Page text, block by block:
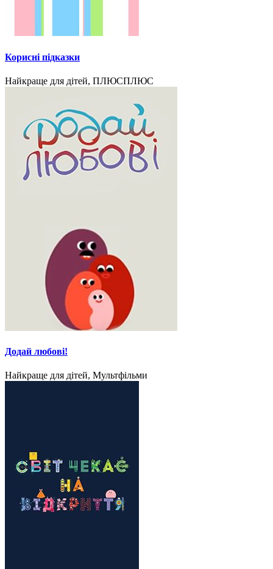
Корисні підказки
Найкраще для дітей, ПЛЮСПЛЮС
Додай любові!
Найкраще для дітей, Мультфільми